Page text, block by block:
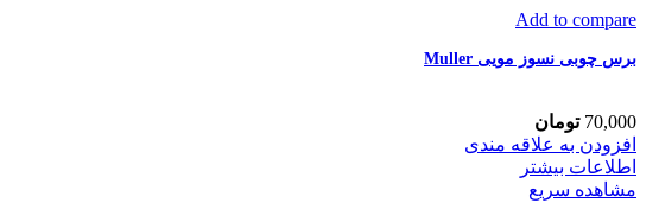
Add to compare
برس چوبی نسوز مویی Muller
70,000 تومان
افزودن به علاقه مندی
اطلاعات بیشتر
مشاهده سریع